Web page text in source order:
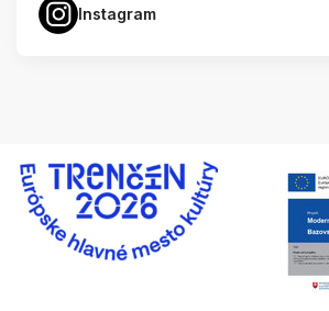
Instagram